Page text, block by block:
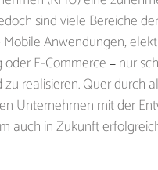
sind viele Bereiche der
Anwendungen,
E-Commerce – nur
realisieren. Quer durch
Unternehmen mit der
auch in Zukunft